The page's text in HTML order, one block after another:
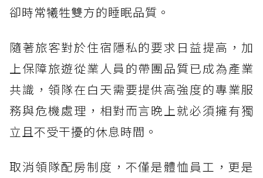
卻時常犧牲雙方的睡眠品質。
隨著旅客對於住宿隱私的要求日益提高，加
上保障旅遊從業人員的帶團品質已成為產業
共識，領隊在白天需要提供高強度的專業服
務與危機處理，相對而言晚上就必須擁有獨
立且不受干擾的休息時間。
取消領隊配房制度，不僅是體恤員工，更是